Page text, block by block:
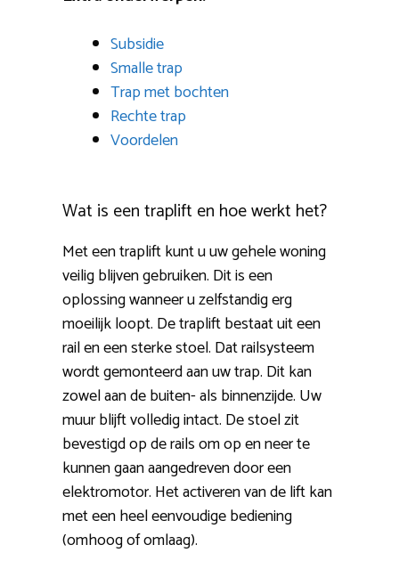
Subsidie
Smalle trap
Trap met bochten
Rechte trap
Voordelen
Wat is een traplift en hoe werkt het?
Met een traplift kunt u uw gehele woning
veilig blijven gebruiken. Dit is een
oplossing wanneer u zelfstandig erg
moeilijk loopt. De traplift bestaat uit een
rail en een sterke stoel. Dat railsysteem
wordt gemonteerd aan uw trap. Dit kan
zowel aan de buiten- als binnenzijde. Uw
muur blijft volledig intact. De stoel zit
bevestigd op de rails om op en neer te
kunnen gaan aangedreven door een
elektromotor. Het activeren van de lift kan
met een heel eenvoudige bediening
(omhoog of omlaag).